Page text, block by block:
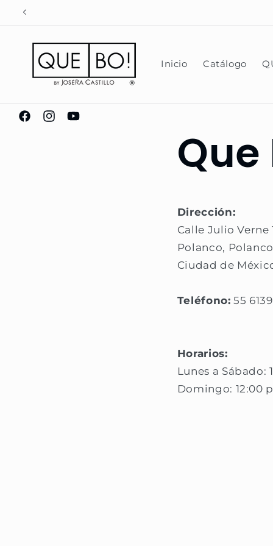
directamente
Inicio Catálogo
https://www.facebook.com/pages/Que-
https://www.instagram.com/chocolatesquebo/
https://www.youtube.com/
Dirección:
Calle Julio Verne
Polanco,
Ciudad de
Teléfono: 55
Horarios:
Lunes a Sábado:
Domingo: 12:00